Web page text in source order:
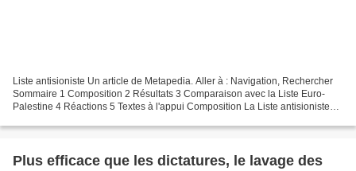
Liste antisioniste Un article de Metapedia. Aller à : Navigation, Rechercher
Sommaire 1 Composition 2 Résultats 3 Comparaison avec la Liste Euro-
Palestine 4 Réactions 5 Textes à l'appui Composition La Liste antisioniste
Plus efficace que les dictatures, le lavage des